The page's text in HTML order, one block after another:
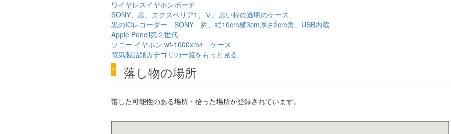
ワイヤレスイヤホンポーチ
SONY、黒、エクスペリア1、Ⅴ、黒い枠の透明のケース
黒のICレコーダー SONY 約、縦10cm横3cm厚さ2cm角、USB内蔵
Apple Pencil第２世代
ソニー イヤホン wf-1000xm4 ケース
電気製品類カテゴリの一覧をもっと見る
落し物の場所
落した可能性のある場所・拾った場所が登録されています。